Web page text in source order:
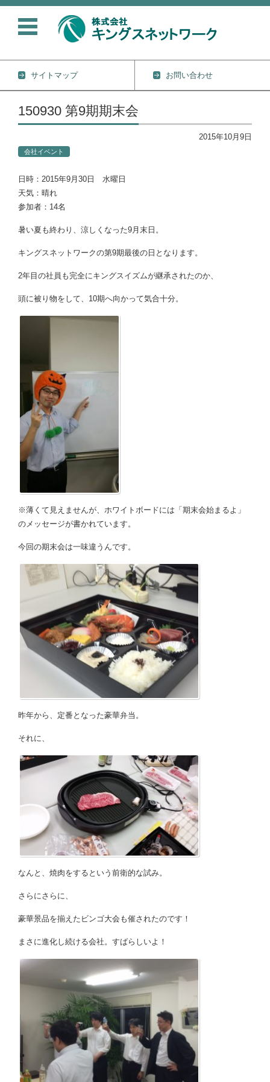
サイトマップ
お問い合わせ
コンテンツに移動
150930 第9期期末会
2015年10月9日
会社イベント
日時：2015年9月30日 水曜日
天気：晴れ
参加者：14名
暑い夏も終わり、涼しくなった9月末日。
キングスネットワークの第9期最後の日となります。
2年目の社員も完全にキングスイズムが継承されたのか、
頭に被り物をして、10期へ向かって気合十分。
※薄くて見えませんが、ホワイトボードには「期末会始まるよ」
のメッセージが書かれています。
今回の期末会は一味違うんです。
昨年から、定番となった豪華弁当。
それに、
なんと、焼肉をするという前衛的な試み。
さらにさらに、
豪華景品を揃えたビンゴ大会も催されたのです！
まさに進化し続ける会社。すばらしいよ！